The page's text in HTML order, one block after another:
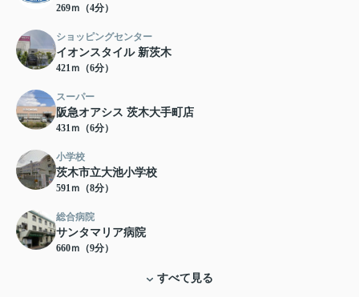
269ｍ（4分）
ショッピングセンター
イオンスタイル 新茨木
421ｍ（6分）
スーパー
阪急オアシス 茨木大手町店
431ｍ（6分）
小学校
茨木市立大池小学校
591ｍ（8分）
総合病院
サンタマリア病院
660ｍ（9分）
すべて見る